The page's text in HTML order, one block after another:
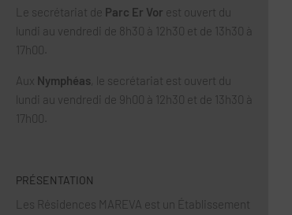
Le secrétariat de Parc Er Vor est ouvert du
lundi au vendredi de 8h30 à 12h30 et de 13h30 à
17h00.
Aux Nymphéas , le secrétariat est ouvert du
lundi au vendredi de 9h00 à 12h30 et de 13h30 à
17h00.
PRÉSENTATION
Les Résidences MAREVA est un Établissement